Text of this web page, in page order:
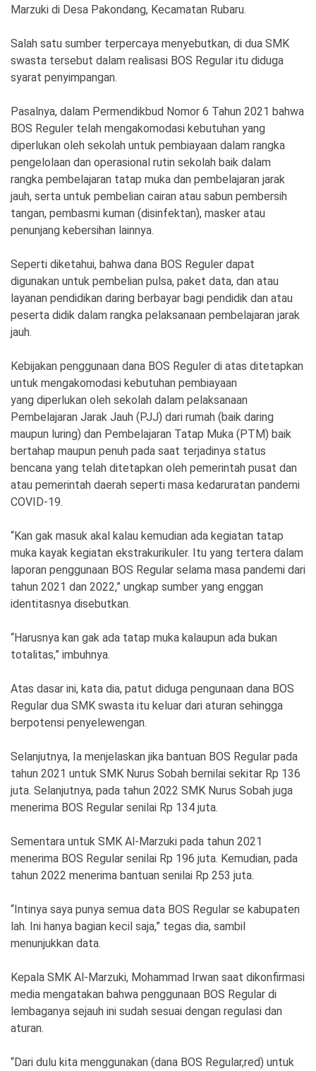
2026
Indonesia
All
Marzuki di Desa Pakondang, Kecamatan Rubaru.
Salah satu sumber terpercaya menyebutkan, di dua SMK
swasta tersebut dalam realisasi BOS Regular itu diduga
syarat penyimpangan.
Pasalnya, dalam Permendikbud Nomor 6 Tahun 2021 bahwa
BOS Reguler telah mengakomodasi kebutuhan yang
diperlukan oleh sekolah untuk pembiayaan dalam rangka
pengelolaan dan operasional rutin sekolah baik dalam
rangka pembelajaran tatap muka dan pembelajaran jarak
jauh, serta untuk pembelian cairan atau sabun pembersih
tangan, pembasmi kuman (disinfektan), masker atau
penunjang kebersihan lainnya.
Seperti diketahui, bahwa dana BOS Reguler dapat
digunakan untuk pembelian pulsa, paket data, dan atau
layanan pendidikan daring berbayar bagi pendidik dan atau
peserta didik dalam rangka pelaksanaan pembelajaran jarak
jauh.
Kebijakan penggunaan dana BOS Reguler di atas ditetapkan
untuk mengakomodasi kebutuhan pembiayaan
yang diperlukan oleh sekolah dalam pelaksanaan
Pembelajaran Jarak Jauh (PJJ) dari rumah (baik daring
maupun luring) dan Pembelajaran Tatap Muka (PTM) baik
bertahap maupun penuh pada saat terjadinya status
bencana yang telah ditetapkan oleh pemerintah pusat dan
atau pemerintah daerah seperti masa kedaruratan pandemi
COVID-19.
“Kan gak masuk akal kalau kemudian ada kegiatan tatap
muka kayak kegiatan ekstrakurikuler. Itu yang tertera dalam
laporan penggunaan BOS Regular selama masa pandemi dari
tahun 2021 dan 2022,” ungkap sumber yang enggan
identitasnya disebutkan.
“Harusnya kan gak ada tatap muka kalaupun ada bukan
totalitas,” imbuhnya.
Atas dasar ini, kata dia, patut diduga pengunaan dana BOS
Regular dua SMK swasta itu keluar dari aturan sehingga
berpotensi penyelewengan.
Selanjutnya, Ia menjelaskan jika bantuan BOS Regular pada
tahun 2021 untuk SMK Nurus Sobah bernilai sekitar Rp 136
juta. Selanjutnya, pada tahun 2022 SMK Nurus Sobah juga
menerima BOS Regular senilai Rp 134 juta.
Sementara untuk SMK Al-Marzuki pada tahun 2021
menerima BOS Regular senilai Rp 196 juta. Kemudian, pada
tahun 2022 menerima bantuan senilai Rp 253 juta.
“Intinya saya punya semua data BOS Regular se kabupaten
lah. Ini hanya bagian kecil saja,” tegas dia, sambil
menunjukkan data.
Kepala SMK Al-Marzuki, Mohammad Irwan saat dikonfirmasi
media mengatakan bahwa penggunaan BOS Regular di
lembaganya sejauh ini sudah sesuai dengan regulasi dan
aturan.
“Dari dulu kita menggunakan (dana BOS Regular,red) untuk